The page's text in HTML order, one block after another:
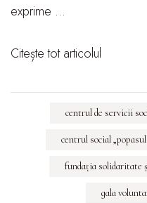
exprime …
Citește tot articolul
centrul de servicii
centrul social
fundaţia solidaritate
gala